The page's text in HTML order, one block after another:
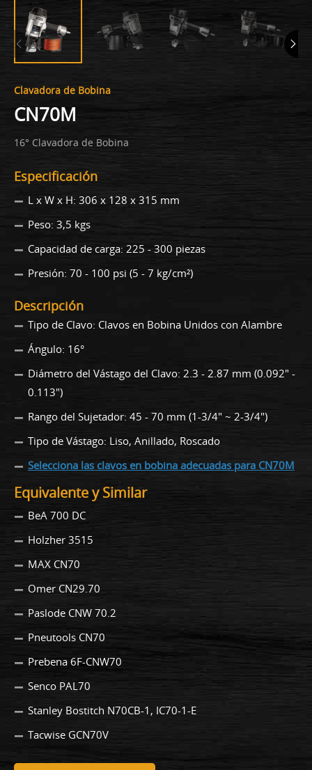
Clavadora de Bobina
CN70M
16° Clavadora de Bobina
Especificación
L x W x H: 306 x 128 x 315 mm
Peso: 3,5 kgs
Capacidad de carga: 225 - 300 piezas
Presión: 70 - 100 psi (5 - 7 kg/cm²)
Descripción
Tipo de Clavo: Clavos en Bobina Unidos con Alambre
Ángulo: 16°
Diámetro del Vástago del Clavo: 2.3 - 2.87 mm (0.092" -
0.113")
Rango del Sujetador: 45 - 70 mm (1-3/4" ~ 2-3/4")
Tipo de Vástago: Liso, Anillado, Roscado
Selecciona las clavos en bobina adecuadas para CN70M
Equivalente y Similar
BeA 700 DC
Holzher 3515
MAX CN70
Omer CN29.70
Paslode CNW 70.2
Pneutools CN70
Prebena 6F-CNW70
Senco PAL70
Stanley Bostitch N70CB-1, IC70-1-E
Tacwise GCN70V